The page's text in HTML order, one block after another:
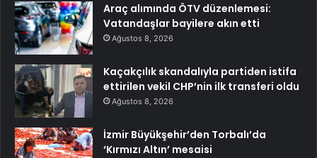
Araç alımında ÖTV düzenlemesi:
Vatandaşlar bayilere akın etti
Ağustos 8, 2026
Kaçakçılık skandalıyla partiden istifa
ettirilen vekil CHP’nin ilk transferi oldu
Ağustos 8, 2026
İzmir Büyükşehir’den Torbalı’da
‘Kırmızı Altın’ mesaisi